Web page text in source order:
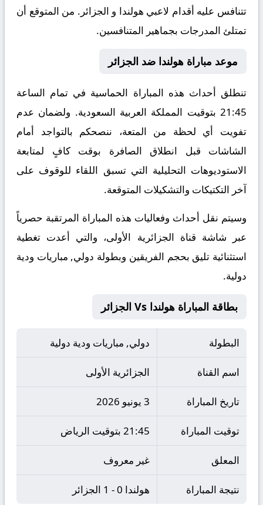
تتنافس عليه أقدام لاعبي هولندا و الجزائر. من المتوقع أن
تمتلئ المدرجات بجماهير المتنافسين.
موعد مباراة هولندا ضد الجزائر
تنطلق أحداث هذه المباراة الحماسية في تمام الساعة
21:45 بتوقيت المملكة العربية السعودية. ولضمان عدم
تفويت أي لحظة من المتعة، ننصحكم بالتواجد أمام
الشاشات قبل انطلاق الصافرة بوقت كافٍ لمتابعة
الاستوديوهات التحليلية التي تسبق اللقاء للوقوف على
آخر التكتيكات والتشكيلات المتوقعة.
​وسيتم نقل أحداث وفعاليات هذه المباراة المرتقبة حصرياً
عبر شاشة قناة الجزائرية الأولى، والتي أعدت تغطية
استثنائية تليق بحجم الفريقين وبطولة دولي, مباريات ودية
دولية.
بطاقة المباراة هولندا Vs الجزائر
البطولة دولي, مباريات ودية دولية
اسم القناة الجزائرية الأولى
تاريخ المباراة 3 يونيو 2026
توقيت المباراة 21:45 بتوقيت الرياض
المعلق غير معروف
نتيجة المباراة هولندا 0 - 1 الجزائر